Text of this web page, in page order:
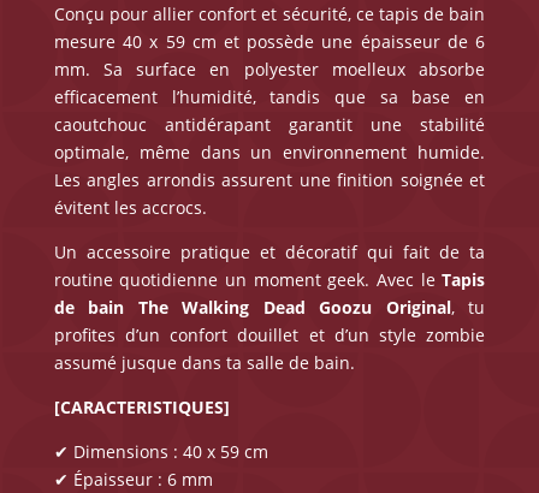
Conçu pour allier confort et sécurité, ce tapis de bain
mesure 40 x 59 cm et possède une épaisseur de 6
mm. Sa surface en polyester moelleux absorbe
efficacement l’humidité, tandis que sa base en
caoutchouc antidérapant garantit une stabilité
optimale, même dans un environnement humide.
Les angles arrondis assurent une finition soignée et
évitent les accrocs.
Un accessoire pratique et décoratif qui fait de ta
routine quotidienne un moment geek. Avec leTapis
de bain The Walking Dead Goozu Original, tu
profites d’un confort douillet et d’un style zombie
assumé jusque dans ta salle de bain.
[CARACTERISTIQUES]
✔ Dimensions : 40 x 59 cm
✔ Épaisseur : 6 mm